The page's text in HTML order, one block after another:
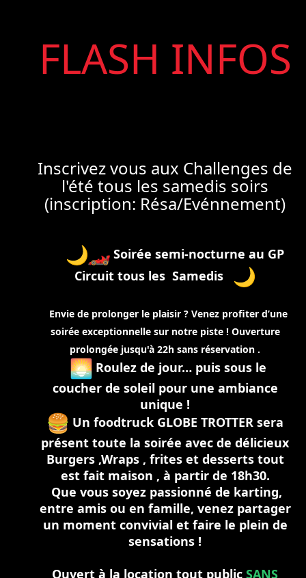
FLASH INFOS
Inscrivez vous aux Challenges de
l'été tous les samedis soirs
(inscription: Résa/Evénnement)
Soirée semi-nocturne au GP
Circuit tous les Samedis
Envie de prolonger le plaisir ? Venez profiter d’une
soirée exceptionnelle sur notre piste ! Ouverture
prolongée jusqu'à 22h sans réservation .
Roulez de jour… puis sous le
coucher de soleil pour une ambiance
unique !
Un foodtruck GLOBE TROTTER sera
présent toute la soirée avec de délicieux
Burgers ,Wraps , frites et desserts tout
est fait maison , à partir de 18h30.
Que vous soyez passionné de karting,
entre amis ou en famille, venez partager
un moment convivial et faire le plein de
sensations !
Ouvert à la location tout public SANS